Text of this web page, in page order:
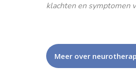
klachten en symptomen
Meer over